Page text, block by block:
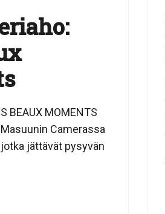
BEAUX MOMENTS
Camerassa
jättävät pysyvän